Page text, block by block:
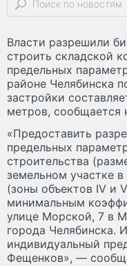
Власти разрешили
строить складской
предельных
районе Челябинска
застройки
метров, сообщается
«Предоставить
предельных
строительства
земельном участке
(зоны объектов IV и
минимальным
улице Морской, 7 в
города Челябинска.
индивидуальный
Фещенков», —